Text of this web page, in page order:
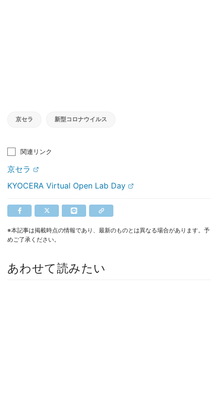
京セラ 新型コロナウイルス
関連リンク
京セラ
KYOCERA Virtual Open Lab Day
※本記事は掲載時点の情報であり、最新のものとは異なる場合があります。予
めご了承ください。
あわせて読みたい